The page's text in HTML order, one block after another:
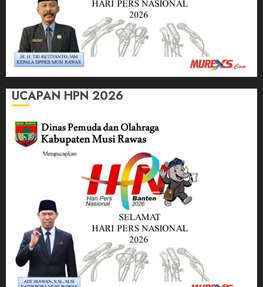
UCAPAN HPN 2026